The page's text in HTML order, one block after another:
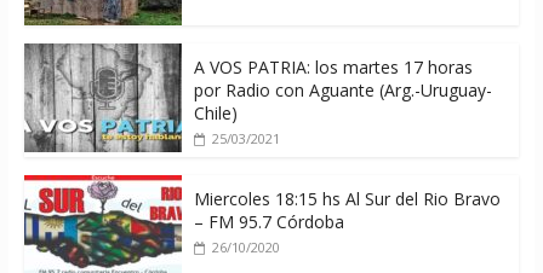
A VOS PATRIA: los martes 17 horas
por Radio con Aguante (Arg.-Uruguay-
Chile)
25/03/2021
Miercoles 18:15 hs Al Sur del Rio Bravo
– FM 95.7 Córdoba
26/10/2020